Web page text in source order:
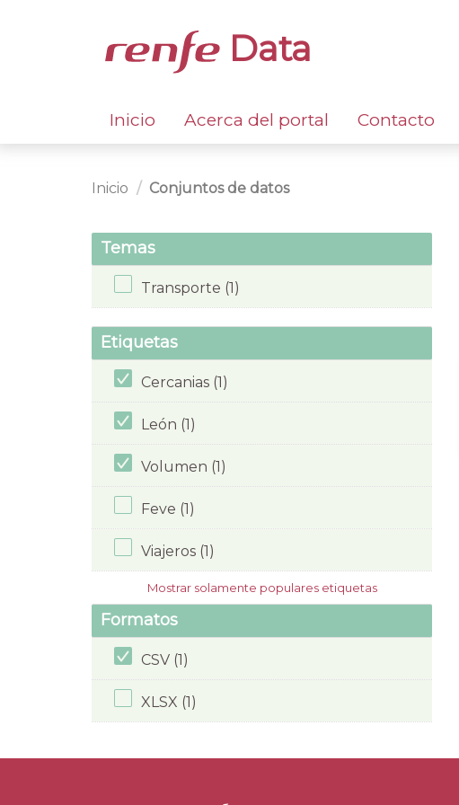
Data
Inicio Acerca del portal Contacto
Inicio Conjuntos de datos
Temas
Transporte (1)
Etiquetas
Cercanias (1)
León (1)
Volumen (1)
Feve (1)
Viajeros (1)
Mostrar solamente populares etiquetas
Formatos
CSV (1)
XLSX (1)